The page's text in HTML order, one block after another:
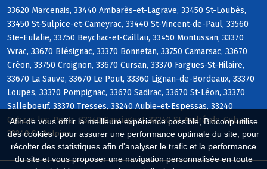
Afin de vous offrir la meilleure expérience possible, Biocoop utilise
des cookies : pour assurer une performance optimale du site, pour
récolter des statistiques afin d'analyser le trafic et la performance
du site et vous proposer une navigation personnalisée en toute
33620 Marcenais, 33440 Ambarès-et-Lagrave, 33450 St-Loubès,
33450 St-Sulpice-et-Cameyrac, 33440 St-Vincent-de-Paul, 33560
Ste-Eulalie, 33750 Beychac-et-Caillau, 33450 Montussan, 33370
Yvrac, 33670 Blésignac, 33370 Bonnetan, 33750 Camarsac, 33670
Créon, 33750 Croignon, 33670 Cursan, 33370 Fargues-St-Hilaire,
33670 La Sauve, 33670 Le Pout, 33360 Lignan-de-Bordeaux, 33370
Loupes, 33370 Pompignac, 33670 Sadirac, 33670 St-Léon, 33370
Salleboeuf, 33370 Tresses, 33240 Aubie-et-Espessas, 33240
Cubzac-les-Ponts, 33240 Gauriaguet, 33240 St-André-de-Cubzac,
33240 St-Antoine